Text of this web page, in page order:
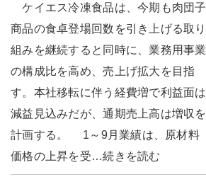
ケイエス冷凍食品は、今期も肉団子
商品の食卓登場回数を引き上げる取り
組みを継続すると同時に、業務用事業
の構成比を高め、売上げ拡大を目指
す。本社移転に伴う経費増で利益面は
減益見込みだが、通期売上高は増収を
計画する。 1～9月業績は、原材料
価格の上昇を受…続きを読む